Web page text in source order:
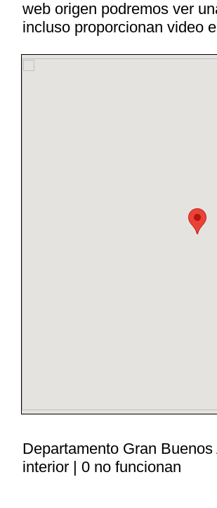
web origen podremos ver
incluso proporcionan video
Departamento Gran
interior | 0 no funcionan